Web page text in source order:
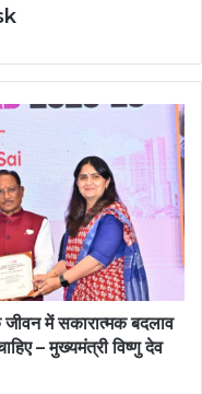
में सकारात्मक बदलाव
– मुख्यमंत्री विष्णु देव